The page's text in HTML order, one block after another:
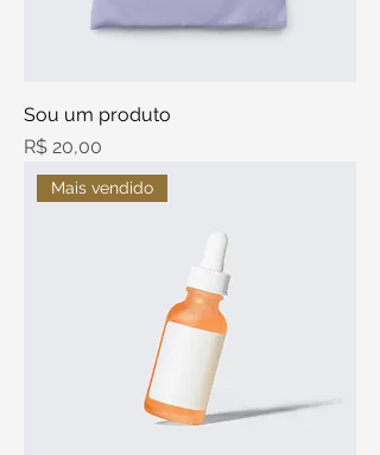
Sou um produto
Preço
R$ 20,00
Mais vendido